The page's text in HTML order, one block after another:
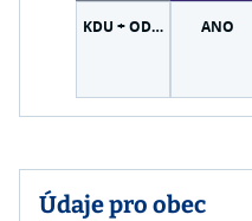
KDU + ODS + TOP 09 ANO
Údaje pro obec